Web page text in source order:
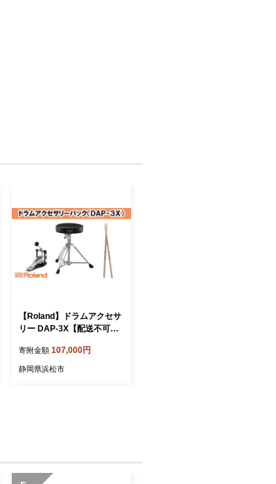
【Roland】ドラムアクセサ
リー DAP-3X【配送不可：
寄附金額 107,000円
静岡県浜松市